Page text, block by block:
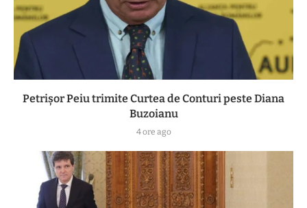
Petrișor Peiu trimite Curtea de Conturi peste Diana
Buzoianu
4 ore ago